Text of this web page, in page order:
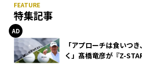
特集記事
「アプローチは食いつ
く」髙橋竜彦が『Z-